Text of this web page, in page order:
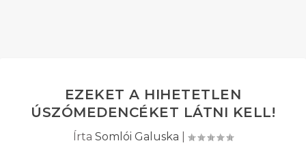
EZEKET A HIHETETLEN
ÚSZÓMEDENCÉKET LÁTNI KELL!
Írta Somlói Galuska